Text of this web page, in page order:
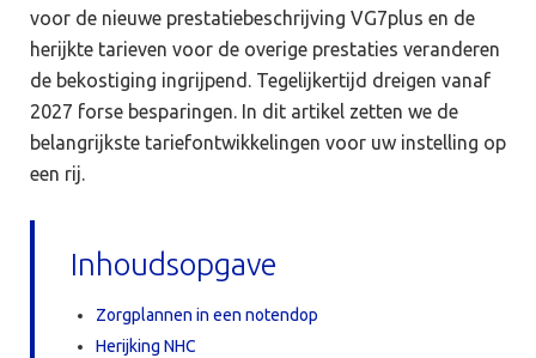
voor de nieuwe prestatiebeschrijving VG7plus en de
herijkte tarieven voor de overige prestaties veranderen
de bekostiging ingrijpend. Tegelijkertijd dreigen vanaf
2027 forse besparingen. In dit artikel zetten we de
belangrijkste tariefontwikkelingen voor uw instelling op
een rij.
Inhoudsopgave
Zorgplannen in een notendop
Herijking NHC